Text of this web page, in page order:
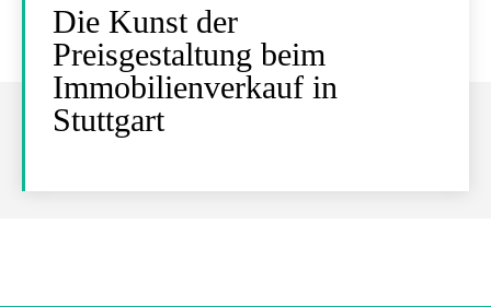
Die Kunst der
Preisgestaltung beim
Immobilienverkauf in
Stuttgart